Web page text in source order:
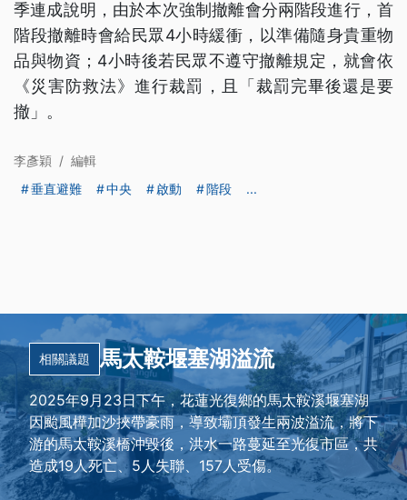
季連成說明，由於本次強制撤離會分兩階段進行，首
階段撤離時會給民眾4小時緩衝，以準備隨身貴重物
品與物資；4小時後若民眾不遵守撤離規定，就會依
《災害防救法》進行裁罰，且「裁罰完畢後還是要
撤」。
李彥穎 / 編輯
垂直避難
中央 啟動 階段 ...
相關議題 馬太鞍堰塞湖溢流
2025年9月23日下午，花蓮光復鄉的馬太鞍溪堰塞湖
因颱風樺加沙挾帶豪雨，導致壩頂發生兩波溢流，將下
游的馬太鞍溪橋沖毀後，洪水一路蔓延至光復市區，共
造成19人死亡、5人失聯、157人受傷。